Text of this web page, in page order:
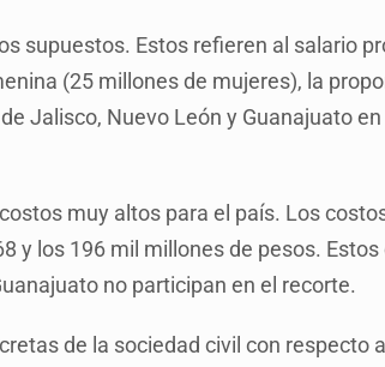
supuestos. Estos refieren al salario
(25 millones de mujeres), la
Jalisco, Nuevo León y Guanajuato en
muy altos para el país. Los
y los 196 mil millones de pesos. Estos
no participan en el recorte.
de la sociedad civil con respecto